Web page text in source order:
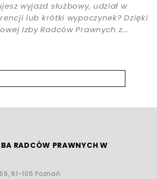
wyjazd służbowy, udział w
lub krótki wypoczynek? Dzięki
Izby Radców Prawnych z...
RADCÓW PRAWNYCH W
61-105 Poznań